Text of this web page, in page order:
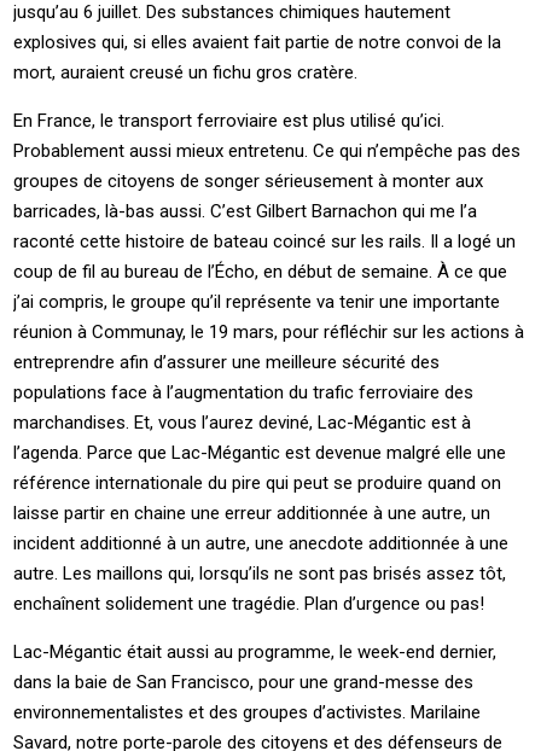
jusqu’au 6 juillet. Des substances chimiques hautement
explosives qui, si elles avaient fait partie de notre convoi de la
mort, auraient creusé un fichu gros cratère.
En France, le transport ferroviaire est plus utilisé qu’ici.
Probablement aussi mieux entretenu. Ce qui n’empêche pas des
groupes de citoyens de songer sérieusement à monter aux
barricades, là-bas aussi. C’est Gilbert Barnachon qui me l’a
raconté cette histoire de bateau coincé sur les rails. Il a logé un
coup de fil au bureau de l’Écho, en début de semaine. À ce que
j’ai compris, le groupe qu’il représente va tenir une importante
réunion à Communay, le 19 mars, pour réfléchir sur les actions à
entreprendre afin d’assurer une meilleure sécurité des
populations face à l’augmentation du trafic ferroviaire des
marchandises. Et, vous l’aurez deviné, Lac-Mégantic est à
l’agenda. Parce que Lac-Mégantic est devenue malgré elle une
référence internationale du pire qui peut se produire quand on
laisse partir en chaine une erreur additionnée à une autre, un
incident additionné à un autre, une anecdote additionnée à une
autre. Les maillons qui, lorsqu’ils ne sont pas brisés assez tôt,
enchaînent solidement une tragédie. Plan d’urgence ou pas!
Lac-Mégantic était aussi au programme, le week-end dernier,
dans la baie de San Francisco, pour une grand-messe des
environnementalistes et des groupes d’activistes. Marilaine
Savard, notre porte-parole des citoyens et des défenseurs de